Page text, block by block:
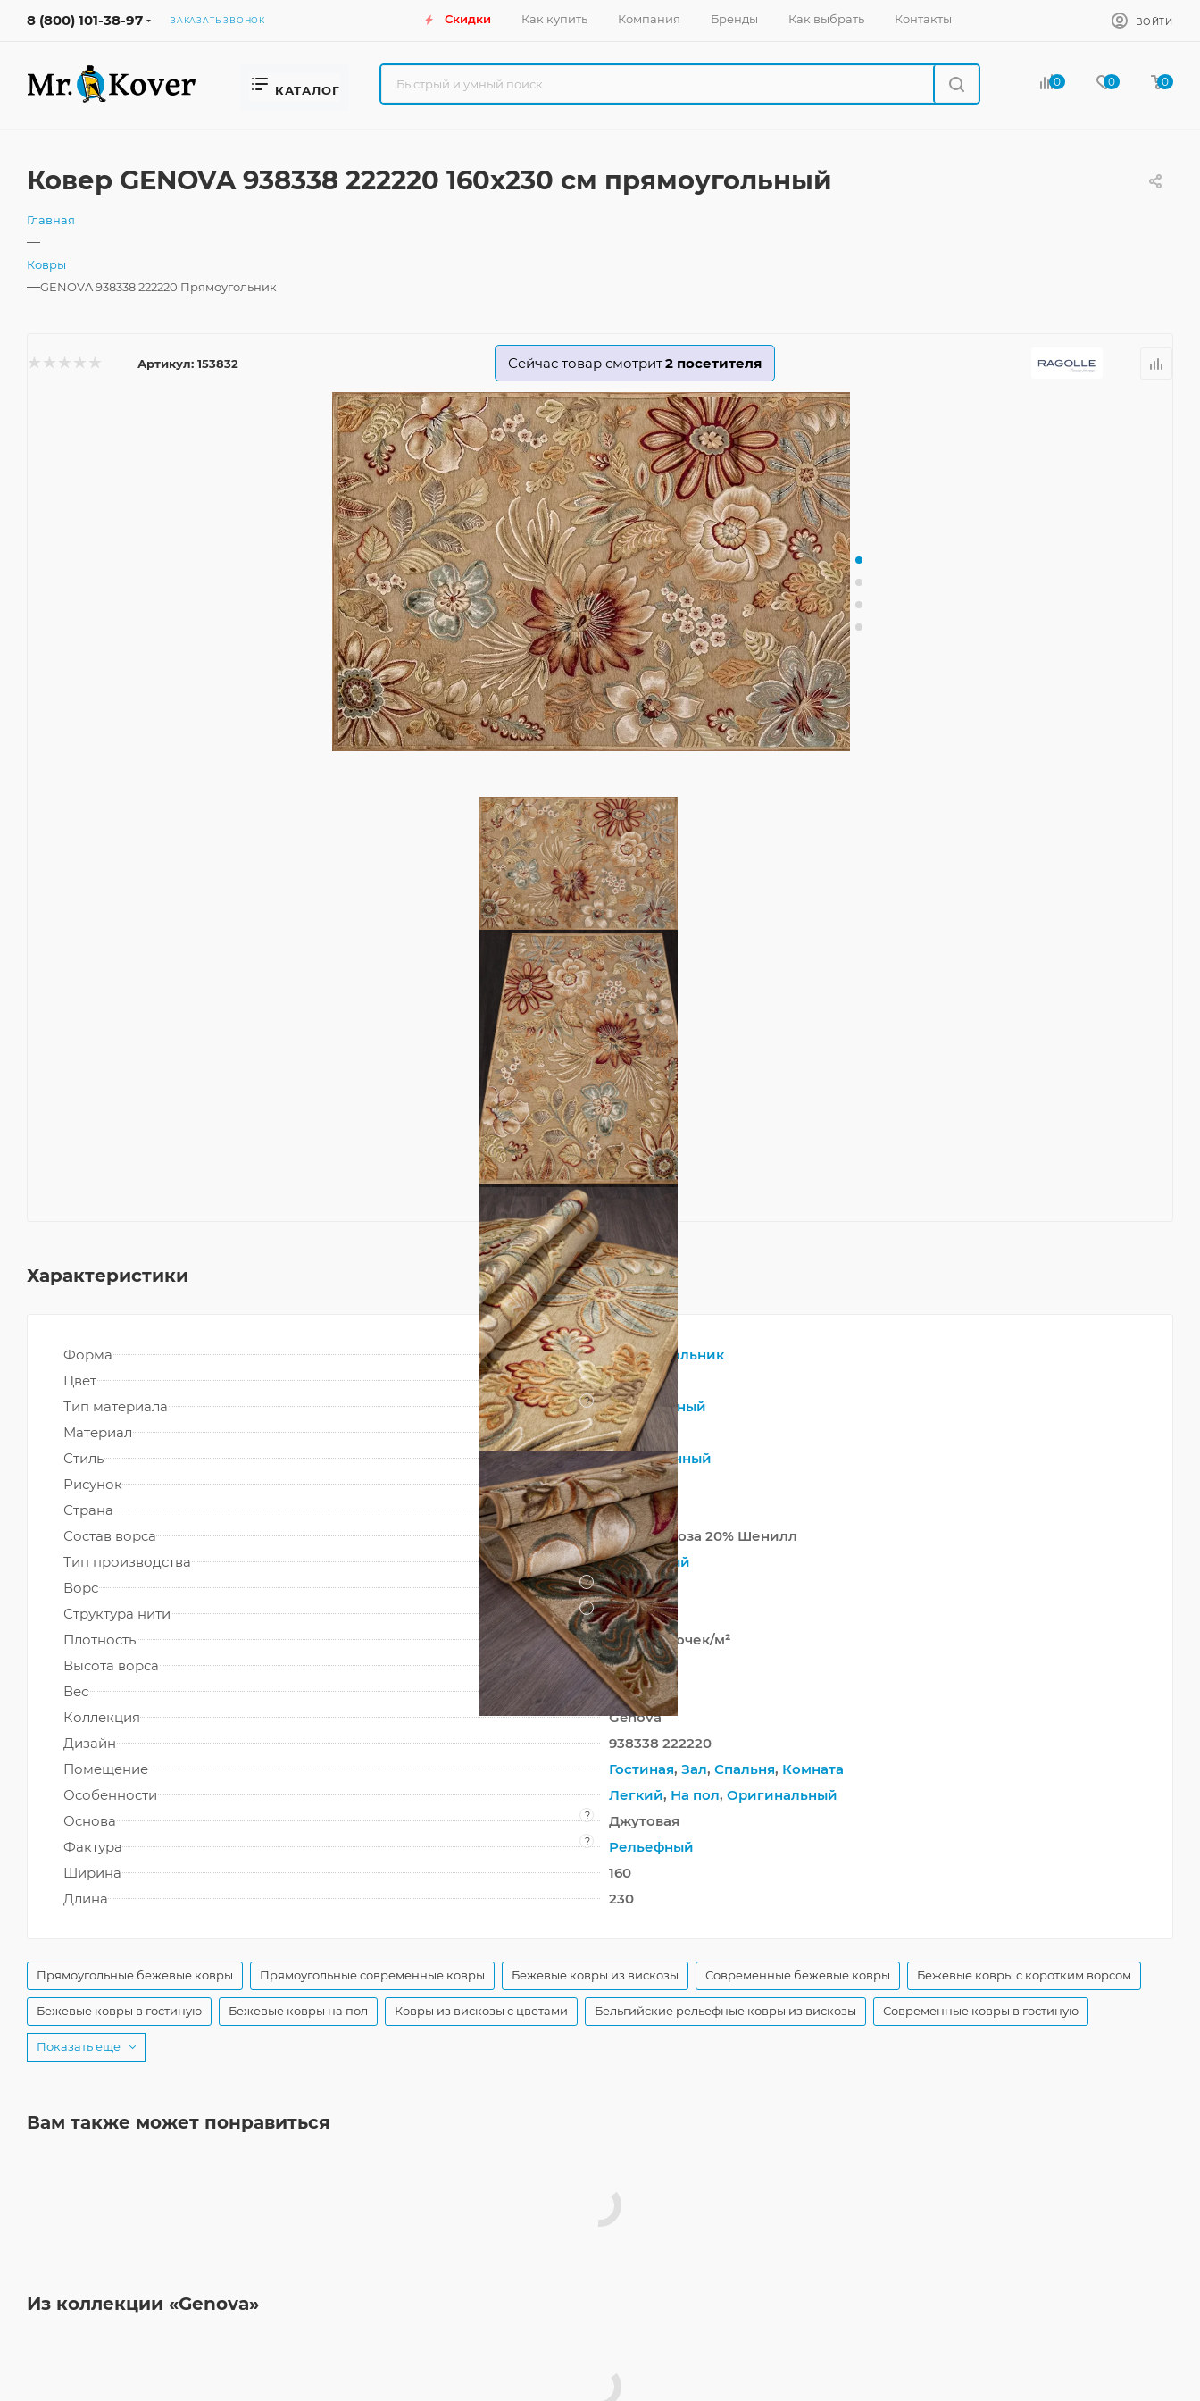
8 (800) 101-38-97 ЗАКАЗАТЬ ЗВОНОК Скидки Как купить Компания Бренды Как выбрать Контакты ВОЙТИ
КАТАЛОГ
0 0 0
Ковер GENOVA 938338 222220 160x230 см прямоугольный
Главная
—
Ковры
—GENOVA 938338 222220 Прямоугольник
Артикул: 153832 Сейчас товар смотрит2 посетителя
Характеристики
Форма
Прямоугольник
Цвет
Бежевый
Тип материала
?
Натуральный
Материал
Вискоза
Стиль
Современный
Рисунок
Цветы
Страна
Бельгия
Состав ворса
80% Вискоза 20% Шенилл
Тип производства
Машинный
Ворс
?
Низкий
Структура нити
?
Шенилл
Плотность
860 000 точек/м²
Высота ворса
5 мм
Вес
1420 г/м²
Коллекция
Genova
Дизайн
938338 222220
Помещение
Гостиная, Зал, Спальня, Комната
Особенности
Легкий, На пол, Оригинальный
Основа
?
Джутовая
Фактура
?
Рельефный
Ширина
160
Длина
230
Прямоугольные бежевые ковры Прямоугольные современные ковры Бежевые ковры из вискозы Современные бежевые ковры Бежевые ковры с коротким ворсом
Бежевые ковры в гостиную Бежевые ковры на пол Ковры из вискозы с цветами Бельгийские рельефные ковры из вискозы Современные ковры в гостиную
Показать еще
Вам также может понравиться
Из коллекции «Genova»